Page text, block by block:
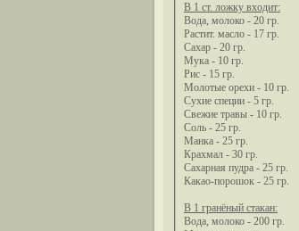
В 1 ст. ложку входит:
Вода, молоко - 20 гр.
Растит. масло - 17 гр.
Сахар - 20 гр.
Мука - 10 гр.
Рис - 15 гр.
Молотые орехи - 10 гр.
Сухие специи - 5 гр.
Свежие травы - 10 гр.
Соль - 25 гр.
Манка - 25 гр.
Крахмал - 30 гр.
Сахарная пудра - 25 гр.
Какао-порошок - 25 гр.
В 1 гранёный стакан:
Вода, молоко - 200 гр.